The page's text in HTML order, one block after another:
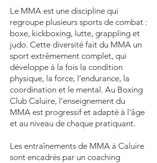
Le MMA est une discipline qui
regroupe plusieurs sports de combat :
boxe, kickboxing, lutte, grappling et
judo. Cette diversité fait du MMA un
sport extrêmement complet, qui
développe à la fois la condition
physique, la force, l’endurance, la
coordination et le mental. Au Boxing
Club Caluire, l’enseignement du
MMA est progressif et adapté à l’âge
et au niveau de chaque pratiquant.
Les entraînements de MMA à Caluire
sont encadrés par un coaching